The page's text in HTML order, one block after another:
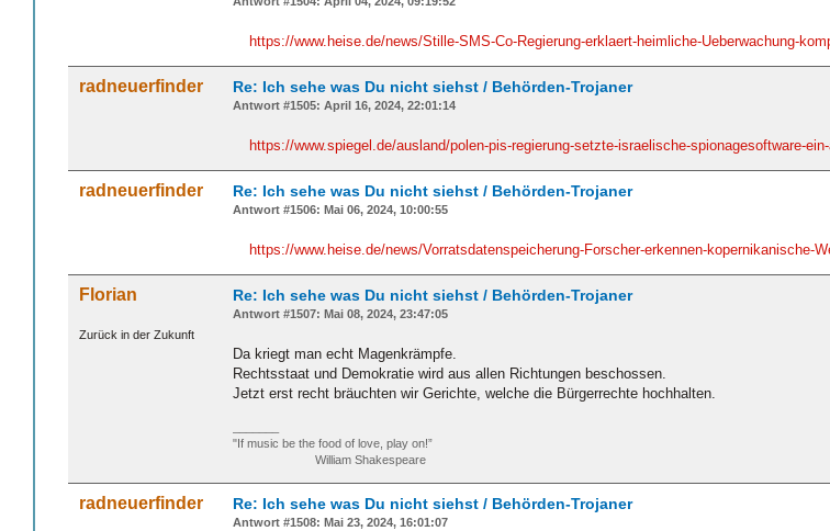
https://www.heise.de/news/Stille-SMS-Co-Regierung-erklaert-heimliche-Ueberwachung-
radneuerfinder Re: Ich sehe was Du nicht siehst / Behörden-Trojaner
Antwort #1505: April 16, 2024, 22:01:14
https://www.spiegel.de/ausland/polen-pis-regierung-setzte-israelische-spionagesoftware-
radneuerfinder Re: Ich sehe was Du nicht siehst / Behörden-Trojaner
Antwort #1506: Mai 06, 2024, 10:00:55
https://www.heise.de/news/Vorratsdatenspeicherung-Forscher-erkennen-kopernikanische-
Florian
Zurück in der Zukunft
Re: Ich sehe was Du nicht siehst / Behörden-Trojaner
Antwort #1507: Mai 08, 2024, 23:47:05
Da kriegt man echt Magenkrämpfe.
Rechtsstaat und Demokratie wird aus allen Richtungen beschossen.
Jetzt erst recht bräuchten wir Gerichte, welche die Bürgerrechte hochhalten.
"If music be the food of love, play on!”
William Shakespeare
radneuerfinder Re: Ich sehe was Du nicht siehst / Behörden-Trojaner
Antwort #1508: Mai 23, 2024, 16:01:07